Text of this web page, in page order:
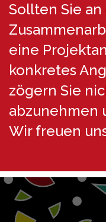
Sollten Sie
eine
konkretes
zögern Sie
abzunehmen
Wir freuen